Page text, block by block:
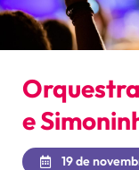
e
19 de